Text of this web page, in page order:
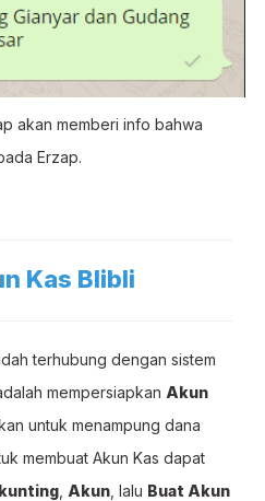
akan memberi info bahwa
Erzap.
Kas Blibli
terhubung dengan sistem
mempersiapkan Akun
untuk menampung dana
membuat Akun Kas dapat
Akun , lalu Buat Akun